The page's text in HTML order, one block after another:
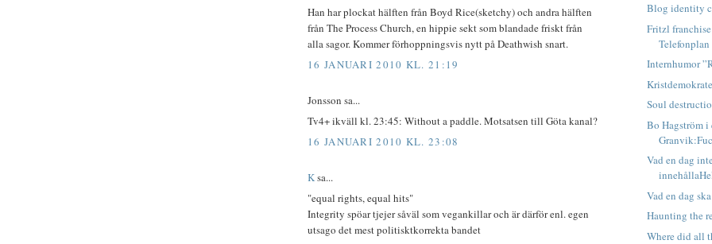
Han har plockat hälften från Boyd Rice(sketchy) och andra hälften
från The Process Church, en hippie sekt som blandade friskt från
alla sagor. Kommer förhoppningsvis nytt på Deathwish snart.
16 JANUARI 2010 KL. 21:19
Jonsson sa...
Tv4+ ikväll kl. 23:45: Without a paddle. Motsatsen till Göta kanal?
16 JANUARI 2010 KL. 23:08
Ksa...
"equal rights, equal hits"
Integrity spöar tjejer såväl som vegankillar och är därför enl. egen
utsago det mest politisktkorrekta bandet
Blog identity
Fritzl
Telefonplan
Internhumor
Soul
Bo Hagström
Vad en dag
Vad en dag
Haunting the
Where did all